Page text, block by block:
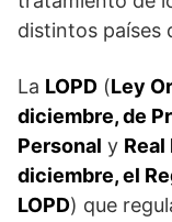
distintos países
La LOPD (Ley
diciembre, de
Personal y
diciembre, el
LOPD) que